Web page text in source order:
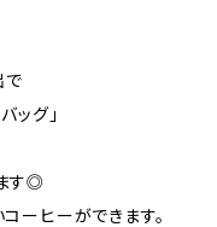
で
ッグ」
す◎
ーヒーができます。